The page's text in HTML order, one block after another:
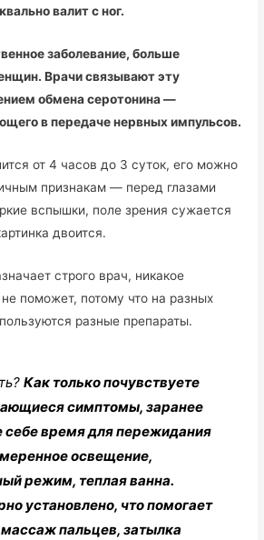
валит с ног.
заболевание, больше
Врачи связывают эту
обмена серотонина —
в передаче нервных импульсов.
от 4 часов до 3 суток, его можно
признакам — перед глазами
вспышки, поле зрения сужается
двоится.
строго врач, никакое
поможет, потому что на разных
разные препараты.
Как только почувствуете
симптомы, заранее
себе время для пережидания
освещение,
режим, теплая ванна.
установлено, что помогает
пальцев, затылка